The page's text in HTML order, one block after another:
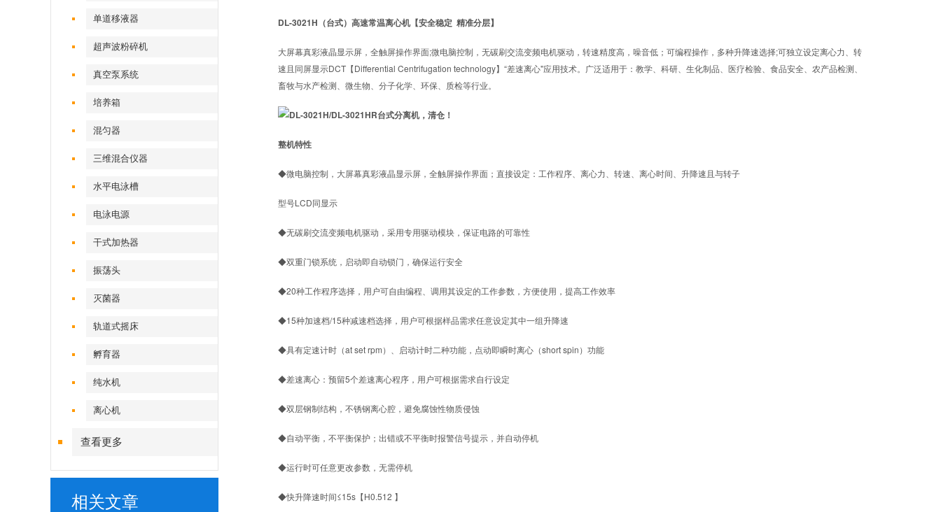
单道移液器
超声波粉碎机
真空泵系统
培养箱
混匀器
三维混合仪器
水平电泳槽
电泳电源
干式加热器
振荡头
灭菌器
轨道式摇床
孵育器
纯水机
离心机
查看更多
相关文章
DL-3021H（台式）高速常温离心机【安全稳定 精准分层】
大屏幕真彩液晶显示屏，全触屏操作界面;微电脑控制，无碳刷交流变频电机驱动，转速精度高，噪音低；可编程操作，多种升降速选择;可独立设定离心力、转
速且同屏显示DCT【Differential Centrifugation technology】“差速离心"应用技术。广泛适用于：教学、科研、生化制品、医疗检验、食品安全、农产品检测、
畜牧与水产检测、微生物、分子化学、环保、质检等行业。
整机特性
◆微电脑控制，大屏幕真彩液晶显示屏，全触屏操作界面；直接设定：工作程序、离心力、转速、离心时间、升降速且与转子
型号LCD同显示
◆无碳刷交流变频电机驱动，采用专用驱动模块，保证电路的可靠性
◆双重门锁系统，启动即自动锁门，确保运行安全
◆20种工作程序选择，用户可自由编程、调用其设定的工作参数，方便使用，提高工作效率
◆15种加速档/15种减速档选择，用户可根据样品需求任意设定其中一组升降速
◆具有定速计时（at set rpm）、启动计时二种功能，点动即瞬时离心（short spin）功能
◆差速离心：预留5个差速离心程序，用户可根据需求自行设定
◆双层钢制结构，不锈钢离心腔，避免腐蚀性物质侵蚀
◆自动平衡，不平衡保护；出错或不平衡时报警信号提示，并自动停机
◆运行时可任意更改参数，无需停机
◆快升降速时间≤15s【H0.512 】